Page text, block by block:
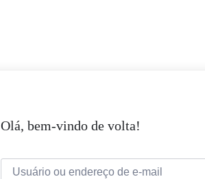
Olá, bem-vindo de volta!